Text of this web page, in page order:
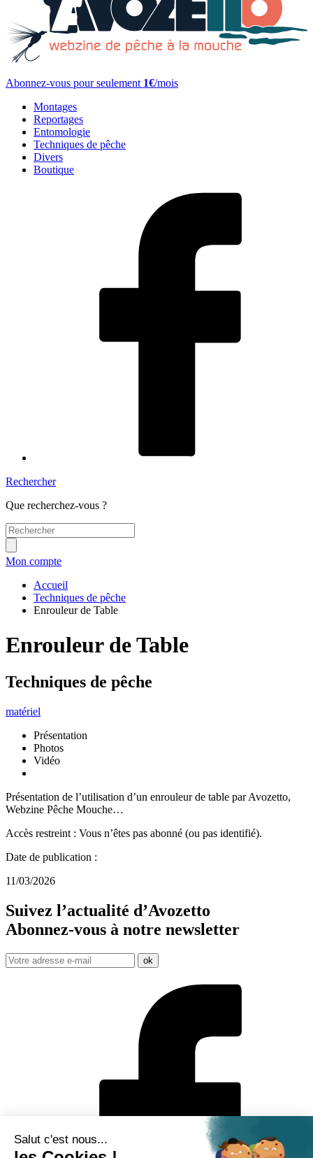
Abonnez-vous pour seulement 1€/mois
Montages
Reportages
Entomologie
Techniques de pêche
Divers
Boutique
Rechercher
Que recherchez-vous ?
Mon compte
Accueil
Techniques de pêche
Enrouleur de Table
Enrouleur de Table
Techniques de pêche
matériel
Présentation
Photos
Vidéo
Présentation de l’utilisation d’un enrouleur de table par Avozetto,
Webzine Pêche Mouche…
Accès restreint : Vous n’êtes pas abonné (ou pas identifié).
Date de publication :
11/03/2026
Suivez l’actualité d’Avozetto
Abonnez-vous à notre newsletter